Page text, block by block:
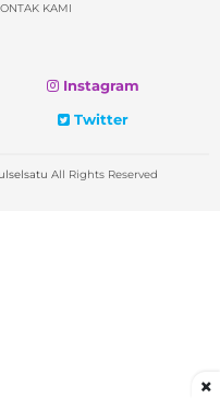
KAMI
Instagram
Twitter
All Rights Reserved
×